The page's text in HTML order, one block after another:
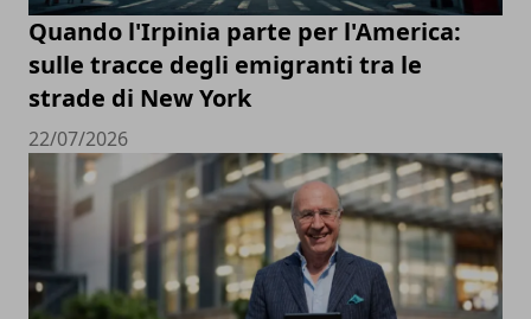
Quando l'Irpinia parte per l'America:
sulle tracce degli emigranti tra le
strade di New York
22/07/2026